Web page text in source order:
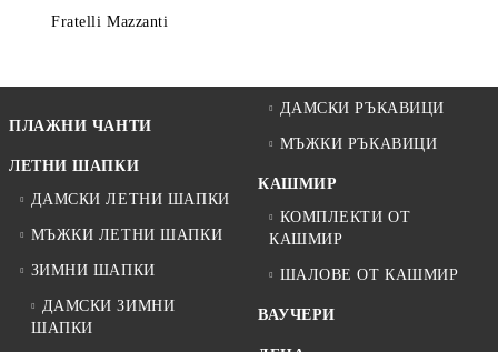
Fratelli Mazzanti
ПЛАЖНИ ЧАНТИ
ЛЕТНИ ШАПКИ
ДАМСКИ ЛЕТНИ ШАПКИ
МЪЖКИ ЛЕТНИ ШАПКИ
ЗИМНИ ШАПКИ
ДАМСКИ ЗИМНИ
ШАПКИ
ДАМСКИ РЪКАВИЦИ
МЪЖКИ РЪКАВИЦИ
КАШМИР
КОМПЛЕКТИ ОТ
КАШМИР
ШАЛОВЕ ОТ КАШМИР
ВАУЧЕРИ